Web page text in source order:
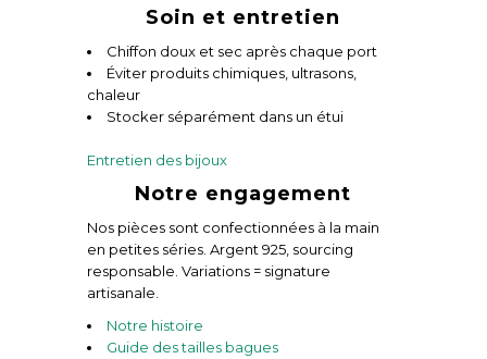
Soin et entretien
Chiffon doux et sec après chaque port
Éviter produits chimiques, ultrasons,
chaleur
Stocker séparément dans un étui
Entretien des bijoux
Notre engagement
Nos pièces sont confectionnées à la main
en petites séries. Argent 925, sourcing
responsable. Variations = signature
artisanale.
Notre histoire
Guide des tailles bagues